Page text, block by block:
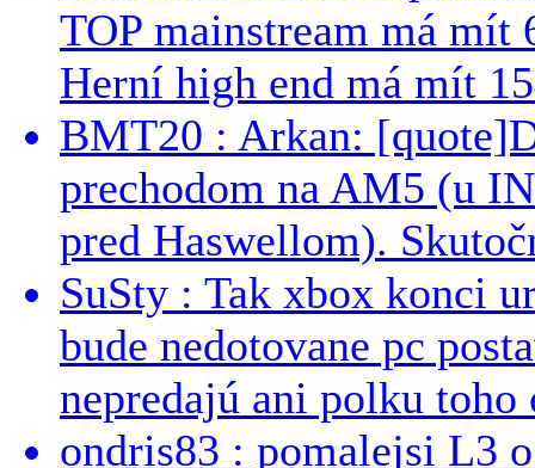
TOP mainstream má
Herní high end má mít
BMT20 : Arkan:
prechodom na AM5 (u
pred Haswellom).
SuSty : Tak xbox konci
bude nedotovane pc
nepredajú ani polku toho
ondris83 : pomalejsi L3